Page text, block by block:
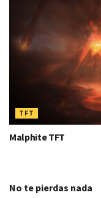
TFT
Malphite TFT
No te pierdas nada